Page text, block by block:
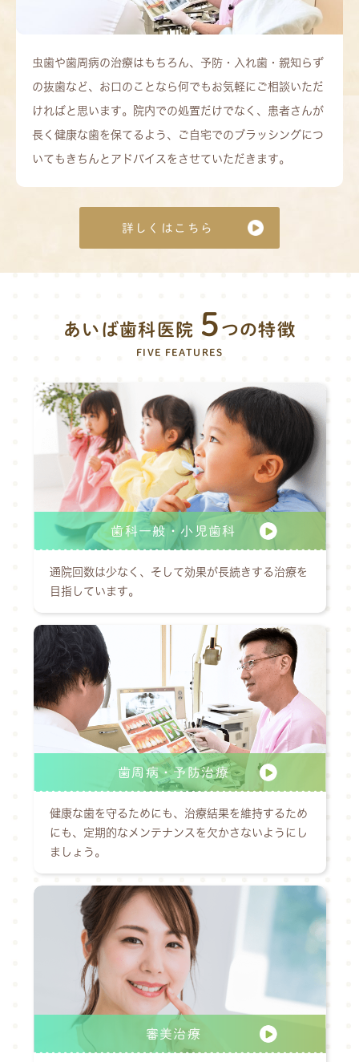
虫歯や歯周病の治療はもちろん、予防・入れ歯・親知らず
の抜歯など、お口のことなら何でもお気軽にご相談いただ
ければと思います。院内での処置だけでなく、患者さんが
長く健康な歯を保てるよう、ご自宅でのブラッシングにつ
いてもきちんとアドバイスをさせていただきます。
詳しくはこちら
あいば歯科医院 5 つの特徴
FIVE FEATURES
歯科一般・小児歯科
通院回数は少なく、そして効果が長続きする治療を
目指しています。
歯周病・予防治療
健康な歯を守るためにも、治療結果を維持するため
にも、定期的なメンテナンスを欠かさないようにし
ましょう。
審美治療